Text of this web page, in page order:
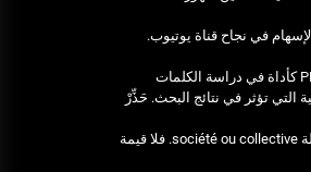
في نجاح قناة يوتيوب.
ولضمان نجاح استخدام الكلمات المفتاحية، يجب أخذ جودة هذه الأخيرة بعين اعتبار. على سبيلِ المثال، استخدام خلاصات PDF كأداة في دراسة الكلمات
التي تؤثر في نتائج البحث. حَذِّرْ
أخيرًا، يُنبغي التأكد من أن كلمات المفتاحية التي تستخدمها مُستَهدَفة وملائمة للجمهور العربي، سواء كان ذلك في صورة أخيلة société ou collective. فلا قيمة